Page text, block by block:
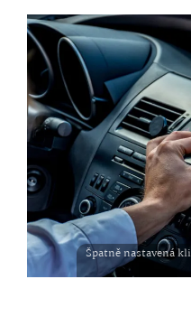
Špatně nastavená